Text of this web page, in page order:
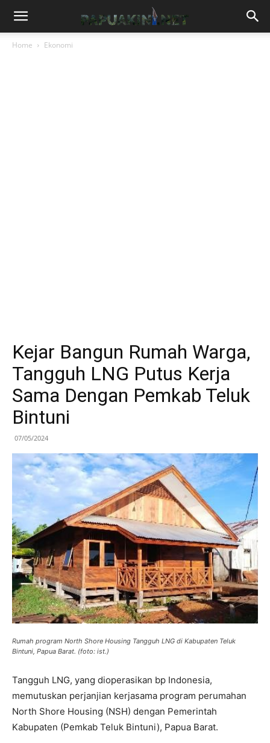
Home Ekonomi
Kejar Bangun Rumah Warga,
Tangguh LNG Putus Kerja
Sama Dengan Pemkab Teluk
Bintuni
07/05/2024
Rumah program North Shore Housing Tangguh LNG di Kabupaten Teluk
Bintuni, Papua Barat. (foto: ist.)
Tangguh LNG, yang dioperasikan bp Indonesia,
memutuskan perjanjian kerjasama program perumahan
North Shore Housing (NSH) dengan Pemerintah
Kabupaten (Pemkab Teluk Bintuni), Papua Barat.